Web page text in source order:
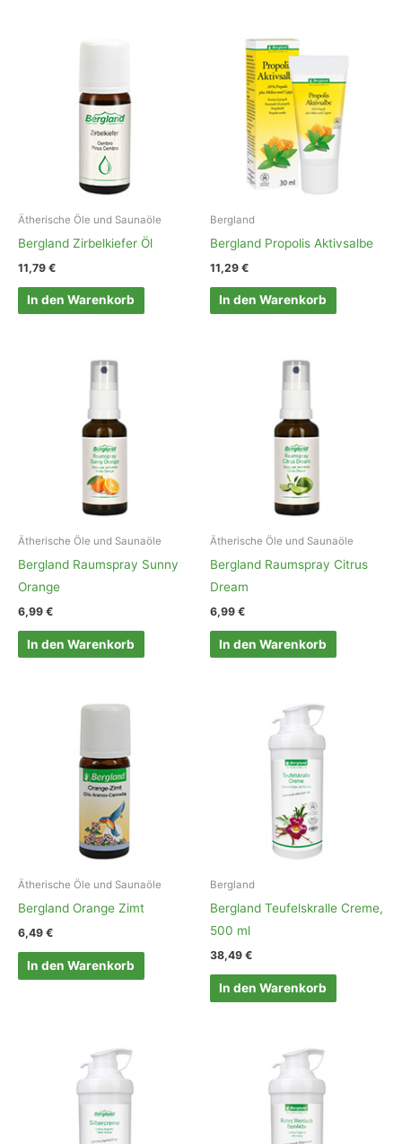
Ätherische Öle und Saunaöle
Bergland Zirbelkiefer Öl
11,79 €
In den Warenkorb
Bergland
Bergland Propolis Aktivsalbe
11,29 €
In den Warenkorb
Ätherische Öle und Saunaöle
Bergland Raumspray Sunny
Orange
6,99 €
In den Warenkorb
Ätherische Öle und Saunaöle
Bergland Raumspray Citrus
Dream
6,99 €
In den Warenkorb
Ätherische Öle und Saunaöle
Bergland Orange Zimt
6,49 €
In den Warenkorb
Bergland
Bergland Teufelskralle Creme,
500 ml
38,49 €
In den Warenkorb